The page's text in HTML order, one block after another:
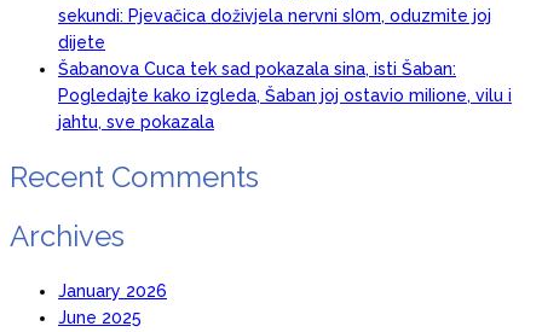
sekundi: Pjevačica doživjela nervni sI0m, oduzmite joj
dijete
Šabanova Cuca tek sad pokazala sina, isti Šaban:
Pogledajte kako izgleda, Šaban joj ostavio miIione, vilu i
jahtu, sve pokazala
Recent Comments
Archives
January 2026
June 2025